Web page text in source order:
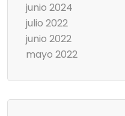
junio 2024
julio 2022
junio 2022
mayo 2022